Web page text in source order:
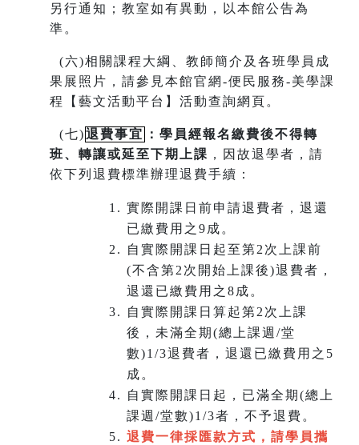
另行通知；教室如有異動，以本館公告為
準。
(六)相關課程大綱、教師簡介及各班學員成
果展照片，請參見本館官網-便民服務-美學課
程【藝文活動平台】活動查詢網頁。
(七)退費事宜
：學員經報名繳費後不得轉
班、 轉讓或延至下期上課 ，因故退學者，請
依下列退費標準辦理退費手續：
實際開課日前申請退費者，退還
已繳費用之9成。
自實際開課日起至第2次上課前
(不含第2次開始上課後)退費者，
退還已繳費用之8成。
自實際開課日算起第2次上課
後，未滿全期(總上課週/堂
數)1/3退費者，退還已繳費用之5
成。
自實際開課日起，已滿全期(總上
課週/堂數)1/3者，不予退費。
退費一律採匯款方式，請學員攜